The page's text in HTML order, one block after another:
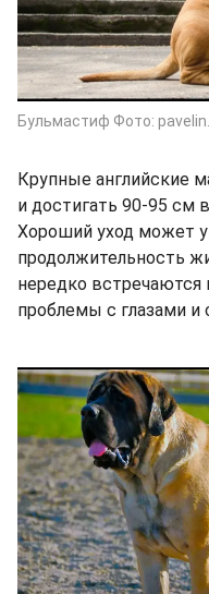
Бульмастиф Фото:
Крупные английские
и достигать 90-95 см
Хороший уход может
продолжительность
нередко встречаются
проблемы с глазами и